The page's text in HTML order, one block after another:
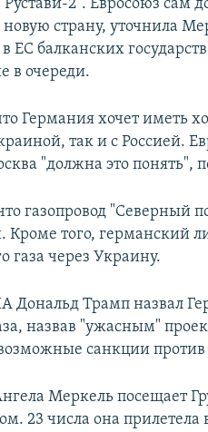
2". Евросоюз сам
страну, уточнила
ЕС балканских
в очереди.
Германия хочет иметь
так и с Россией.
"должна это понять",
газопровод "Северный
Кроме того, германский
газа через Украину.
Дональд Трамп назвал
назвав "ужасным"
санкции против
Меркель посещает
23 числа она прилетела